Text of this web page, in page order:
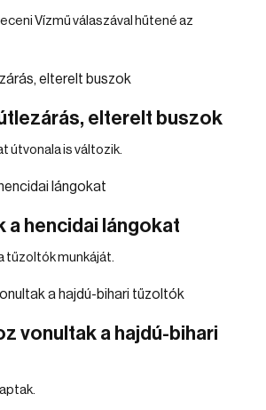
Vízmű válaszával hűtené az
elterelt buszok
útvonala is változik.
a hencidai lángokat
tűzoltók munkáját.
vonultak a hajdú-bihari